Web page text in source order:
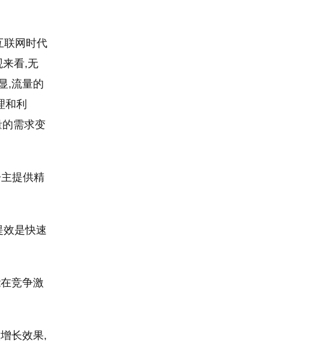
联网时代
来看,无
,流量的
和利
的需求变
提供精
效是快速
竞争激
长效果,